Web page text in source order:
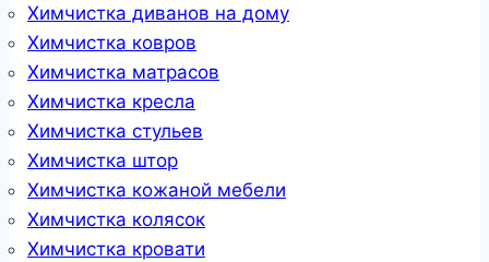
Химчистка диванов на дому
Химчистка ковров
Химчистка матрасов
Химчистка кресла
Химчистка стульев
Химчистка штор
Химчистка кожаной мебели
Химчистка колясок
Химчистка кровати